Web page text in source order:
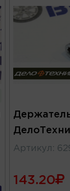
Артикул :
143.20